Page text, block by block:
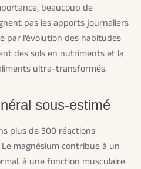
beaucoup de
pas les apports journaliers
par l’évolution des habitudes
des sols en nutriments et la
ultra-transformés.
sous-estimé
plus de 300 réactions
magnésium contribue à un
à une fonction musculaire